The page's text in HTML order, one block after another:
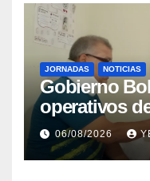
JORNADAS NOTICIAS
Gobierno
operativos
protección
municipios
Briceño
06/08/2026